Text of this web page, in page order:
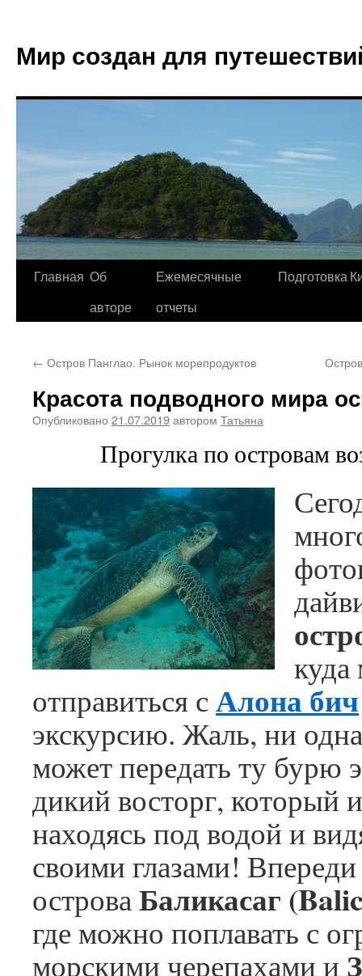
Мир создан для
Главная Об
авторе
Ежемесячные
отчеты
Подготовка
← Остров Панглао. Рынок морепродуктов
Красота подводного мира
Опубликовано 21.07.2019автором Татьяна
Прогулка по островам
отправиться сАлона бич
экскурсию. Жаль, ни
может передать ту бурю
дикий восторг, который
находясь под водой и
своими глазами!
островаБаликасаг
где можно поплавать с
морскими черепахами и